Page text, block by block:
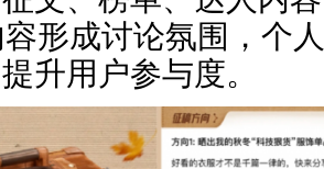
形成讨论氛围，个
升用户参与度。